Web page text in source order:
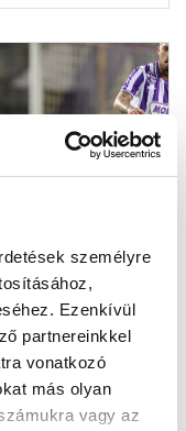
személyre
Ezenkívül
partnereinkkel
vonatkozó
más olyan
vagy az
1-2
mérkőzésen.